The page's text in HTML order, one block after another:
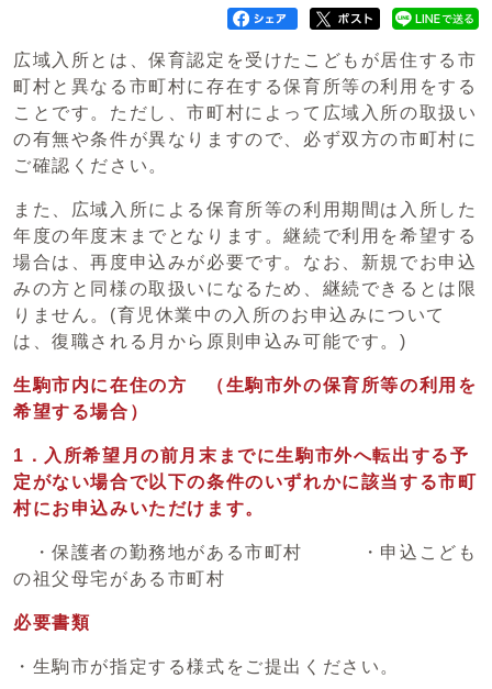
広域入所とは、保育認定を受けたこどもが居住する市
町村と異なる市町村に存在する保育所等の利用をする
ことです。ただし、市町村によって広域入所の取扱い
の有無や条件が異なりますので、必ず双方の市町村に
ご確認ください。
また、広域入所による保育所等の利用期間は入所した
年度の年度末までとなります。継続で利用を希望する
場合は、再度申込みが必要です。なお、新規でお申込
みの方と同様の取扱いになるため、継続できるとは限
りません。(育児休業中の入所のお申込みについて
は、復職される月から原則申込み可能です。)
生駒市内に在住の方 （生駒市外の保育所等の利用を
希望する場合）
1．入所希望月の前月末までに生駒市外へ転出する予
定がない場合で以下の条件のいずれかに該当する市町
村にお申込みいただけます。
・保護者の勤務地がある市町村 ・申込こども
の祖父母宅がある市町村
必要書類
・生駒市が指定する様式をご提出ください。